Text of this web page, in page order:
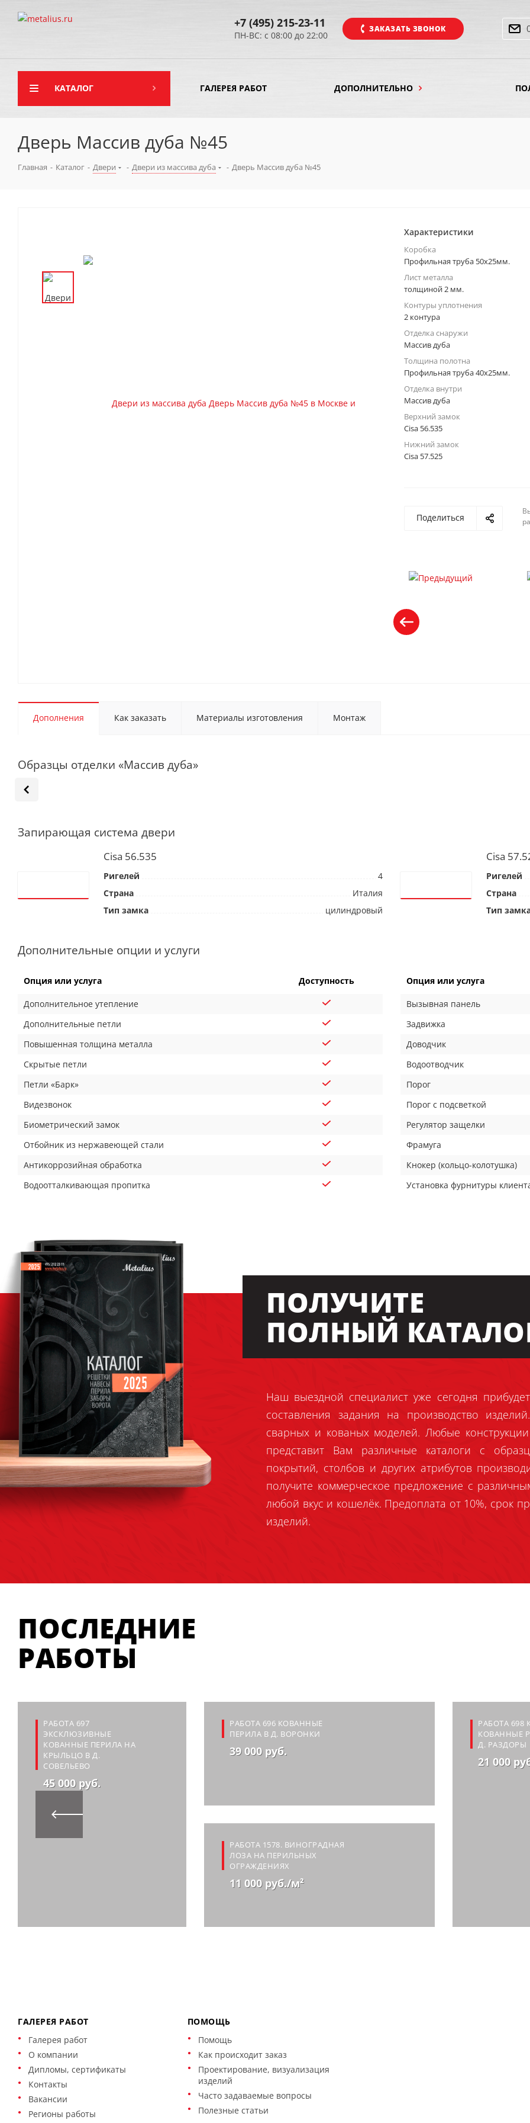
ЗАКАЗАТЬ ЗВОНОК
+7 (495) 215-23-11
ПН-ВС: с 08:00 до 22:00
КАТАЛОГ ГАЛЕРЕЯ РАБОТ ДОПОЛНИТЕЛЬНО
Дверь Массив дуба №45
Главная - Каталог - Двери - Двери из массива дуба - Дверь Массив дуба №45
Характеристики
Коробка
Профильная труба 50х25мм.
Лист металла
толщиной 2 мм.
Контуры уплотнения
2 контура
Отделка снаружи
Массив дуба
Толщина полотна
Профильная труба 40х25мм.
Отделка внутри
Массив дуба
Верхний замок
Cisa 56.535
Нижний замок
Cisa 57.525
Поделиться
Дополнения Как заказать Материалы изготовления Монтаж
Образцы отделки «Массив дуба»
Запирающая система двери
Cisa 56.535
Ригелей
4
Страна
Италия
Тип замка
цилиндровый
Cisa
Ригелей
Страна
Тип
Дополнительные опции и услуги
Опция или услуга Доступность
Дополнительное утепление
Дополнительные петли
Повышенная толщина металла
Скрытые петли
Петли «Барк»
Видезвонок
Биометрический замок
Отбойник из нержавеющей стали
Антикоррозийная обработка
Водоотталкивающая пропитка
Опция или услуга
Вызывная панель
Задвижка
Доводчик
Водоотводчик
Порог
Порог с подсветкой
Регулятор защелки
Фрамуга
Кнокер (кольцо-колотушка)
Установка фурнитуры
ПОЛУЧИТЕ
ПОЛНЫЙ
Наш выездной специалист уже сегодня
составления задания на производство
сварных и кованых моделей. Любые
представит Вам различные каталоги с
покрытий, столбов и других атрибутов
получите коммерческое предложение с
любой вкус и кошелёк. Предоплата от 10%, срок
изделий.
ПОСЛЕДНИЕ
РАБОТЫ
РАБОТА 697
ЭКСКЛЮЗИВНЫЕ
КОВАННЫЕ ПЕРИЛА НА
КРЫЛЬЦО В Д.
СОВЕЛЬЕВО
45 000 руб.
РАБОТА 696 КОВАННЫЕ
ПЕРИЛА В Д. ВОРОНКИ
39 000 руб.
РАБОТА 1578. ВИНОГРАДНАЯ
ЛОЗА НА ПЕРИЛЬНЫХ
ОГРАЖДЕНИЯХ
11 000 руб./м²
РАБОТА 698
КОВАННЫЕ
Д. РАЗДОРЫ
21 000
ГАЛЕРЕЯ РАБОТ
Галерея работ
О компании
Дипломы, сертификаты
Контакты
Вакансии
Регионы работы
ПОМОЩЬ
Помощь
Как происходит заказ
Проектирование, визуализация
изделий
Часто задаваемые вопросы
Полезные статьи